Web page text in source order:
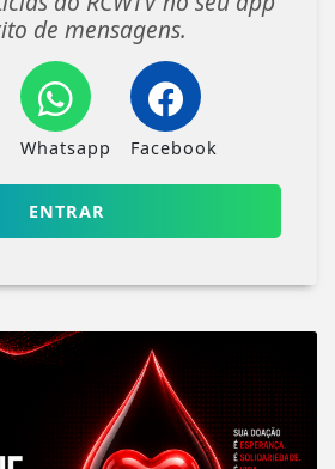
de mensagens.
Whatsapp Facebook
ENTRAR